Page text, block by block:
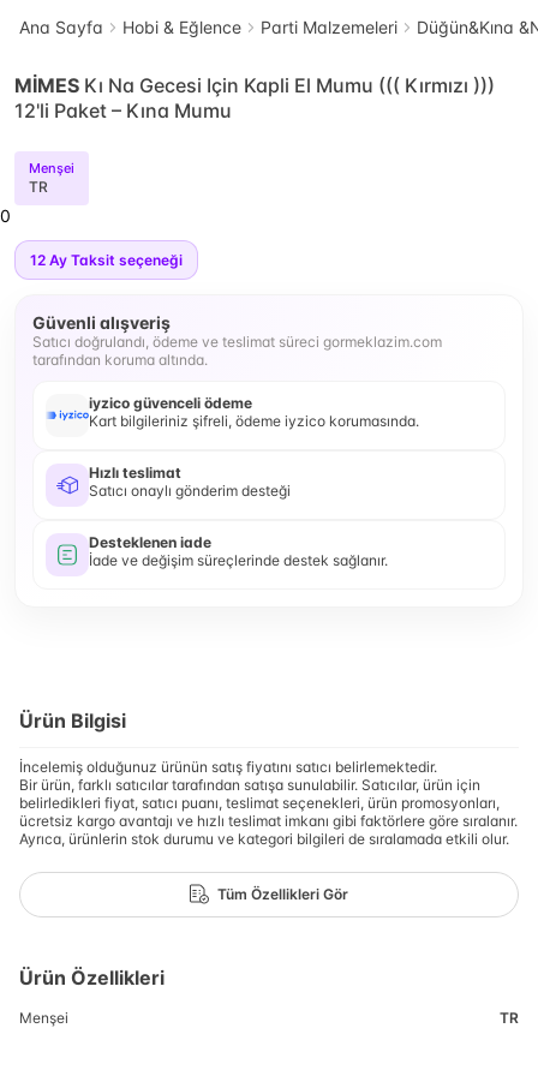
Ana Sayfa Hobi & Eğlence Parti Malzemeleri Düğün&Kına
MİMES Kı Na Gecesi Için Kapli El Mumu ((( Kırmızı )))
12'li Paket – Kına Mumu
Menşei
TR
0
12 Ay Taksit seçeneği
Güvenli alışveriş
Satıcı doğrulandı, ödeme ve teslimat süreci gormeklazim.com
tarafından koruma altında.
iyzico güvenceli ödeme
Kart bilgileriniz şifreli, ödeme iyzico korumasında.
Hızlı teslimat
Satıcı onaylı gönderim desteği
Desteklenen iade
İade ve değişim süreçlerinde destek sağlanır.
Ürün Bilgisi
İncelemiş olduğunuz ürünün satış fiyatını satıcı belirlemektedir.
Bir ürün, farklı satıcılar tarafından satışa sunulabilir. Satıcılar, ürün için
belirledikleri fiyat, satıcı puanı, teslimat seçenekleri, ürün promosyonları,
ücretsiz kargo avantajı ve hızlı teslimat imkanı gibi faktörlere göre sıralanır.
Ayrıca, ürünlerin stok durumu ve kategori bilgileri de sıralamada etkili olur.
Tüm Özellikleri Gör
Ürün Özellikleri
Menşei TR